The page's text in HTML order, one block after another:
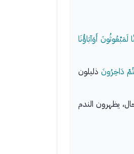
لَمَبْعُوثُونَ أَوَآبَاؤُنَا
دَاخِرُونَذليلون
يظهرون الندم